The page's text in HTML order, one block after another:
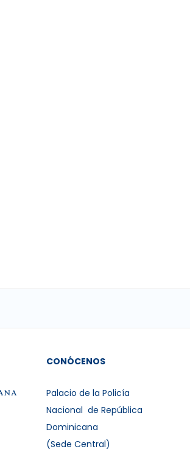
CONÓCENOS
Palacio de la Policía
Nacional de República
Dominicana
(Sede Central)